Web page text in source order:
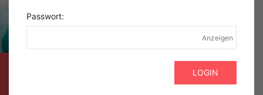
AUSZUG AUS DER
Passwort:
Anzeigen